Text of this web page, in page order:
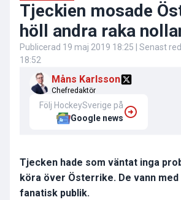
Tjeckien mosade
höll andra raka
Publicerad 19 maj 2019 18:25 | Senast
18:52
Måns Karlsson
Chefredaktör
Följ HockeySverige på
Google news
Tjecken hade som väntat inga
köra över Österrike. De vann
fanatisk publik.